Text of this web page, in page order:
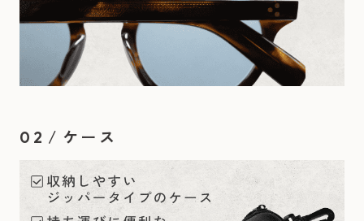
02 / ケース